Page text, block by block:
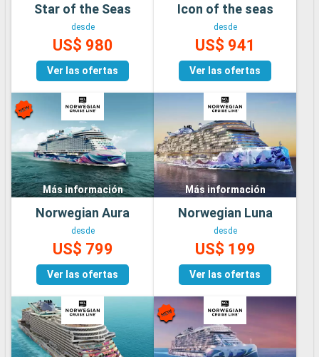
Star of the Seas
desde
US$ 980
Ver las ofertas
Icon of the seas
desde
US$ 941
Ver las ofertas
Más información
Norwegian Aura
desde
US$ 799
Ver las ofertas
Más información
Norwegian Luna
desde
US$ 199
Ver las ofertas